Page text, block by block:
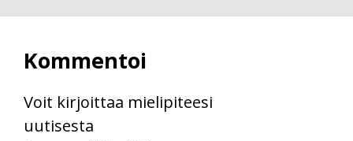
Kommentoi
Voit kirjoittaa mielipiteesi
uutisesta